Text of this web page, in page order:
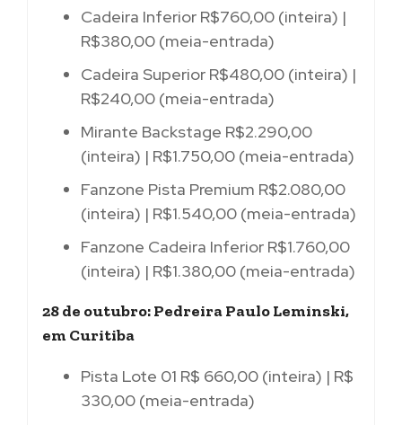
Cadeira Inferior R$760,00 (inteira) |
R$380,00 (meia-entrada)
Cadeira Superior R$480,00 (inteira) |
R$240,00 (meia-entrada)
Mirante Backstage R$2.290,00
(inteira) | R$1.750,00 (meia-entrada)
Fanzone Pista Premium R$2.080,00
(inteira) | R$1.540,00 (meia-entrada)
Fanzone Cadeira Inferior R$1.760,00
(inteira) | R$1.380,00 (meia-entrada)
28 de outubro: Pedreira Paulo Leminski,
em Curitiba
Pista Lote 01 R$ 660,00 (inteira) | R$
330,00 (meia-entrada)